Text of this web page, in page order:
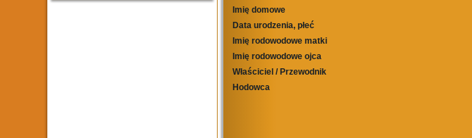
Imię domowe
Data urodzenia, płeć
Imię rodowodowe matki
Imię rodowodowe ojca
Właściciel / Przewodnik
Hodowca